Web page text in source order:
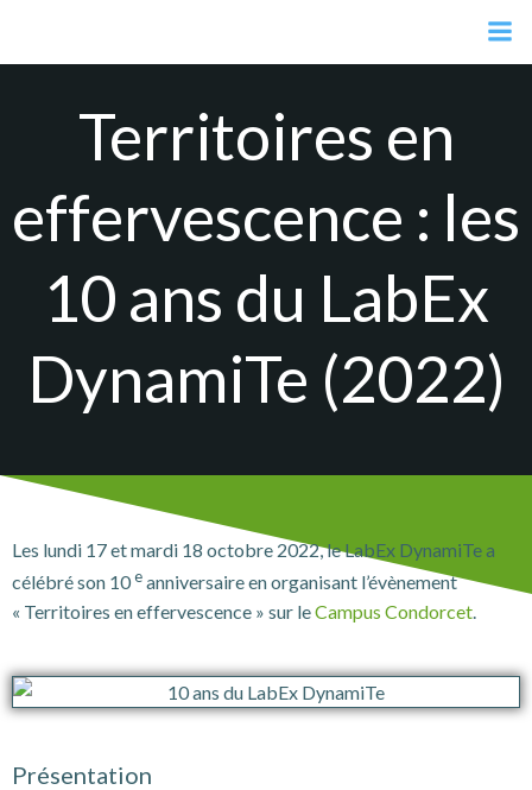
contenu
Territoires en
effervescence : les
10 ans du LabEx
DynamiTe (2022)
Les lundi 17 et mardi 18 octobre 2022, le LabEx DynamiTe a
célébré son 10eanniversaire en organisant l’évènement
« Territoires en effervescence » sur leCampus Condorcet.
Présentation